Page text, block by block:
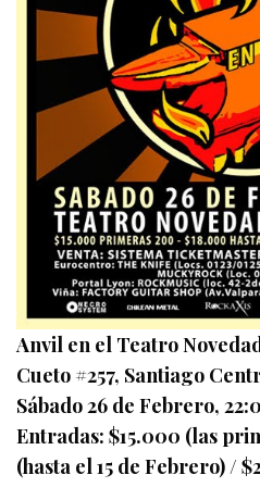
Anvil en el Teatro
Cueto #257, Santiago
Sábado 26 de Febrero,
Entradas: $15.000 (las
(hasta el 15 de Febrero) /